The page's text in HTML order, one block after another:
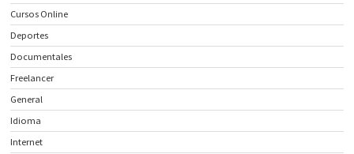
Cursos Online
Deportes
Documentales
Freelancer
General
Idioma
Internet